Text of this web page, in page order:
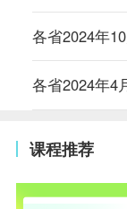
各省2024年
各省2024年4
课程推荐